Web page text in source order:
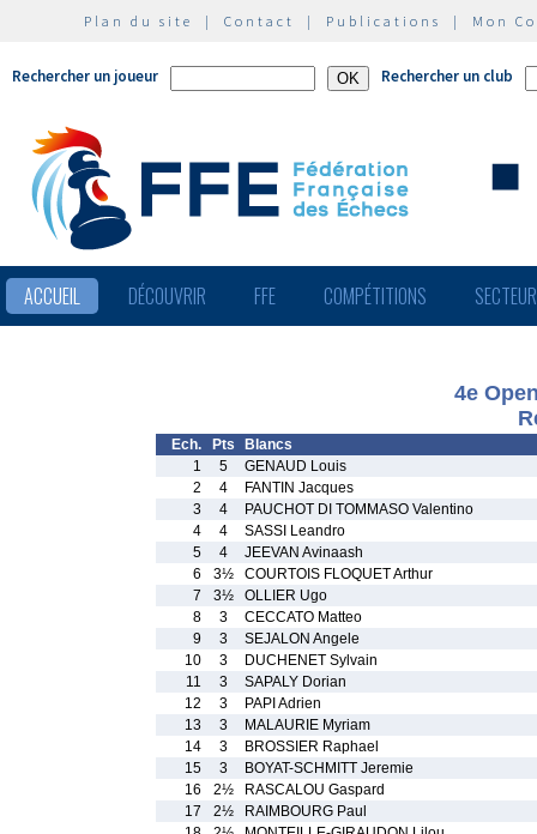
Plan du site | Contact | Publications | Mon
Rechercher un joueur Rechercher un club
ACCUEIL DÉCOUVRIR FFE COMPÉTITIONS
4e
Ech. Pts
Blancs
1
5
GENAUD Louis
2
4
FANTIN Jacques
3
4
PAUCHOT DI TOMMASO Valentino
4
4
SASSI Leandro
5
4
JEEVAN Avinaash
6
3½
COURTOIS FLOQUET Arthur
7
3½
OLLIER Ugo
8
3
CECCATO Matteo
9
3
SEJALON Angele
10
3
DUCHENET Sylvain
11
3
SAPALY Dorian
12
3
PAPI Adrien
13
3
MALAURIE Myriam
14
3
BROSSIER Raphael
15
3
BOYAT-SCHMITT Jeremie
16
2½
RASCALOU Gaspard
17
2½
RAIMBOURG Paul